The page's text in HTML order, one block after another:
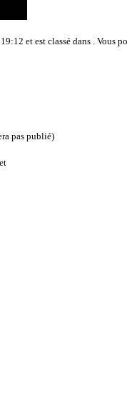
et est classé dans . Vous
pas publié)